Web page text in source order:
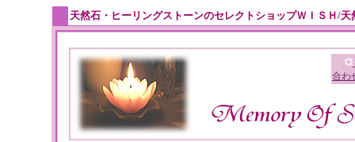
天然石・ヒーリングストーンのセレクトショップＷＩＳＨ/
合わ